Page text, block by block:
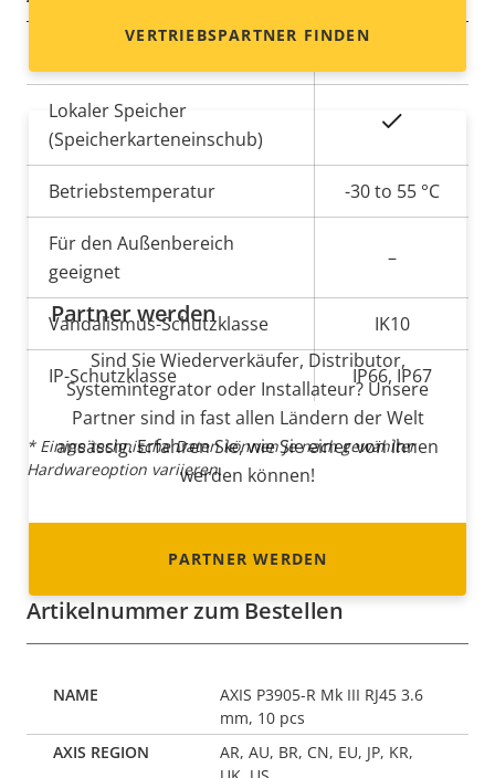
Lokaler Speicher
(Speicherkarteneinschub)
Betriebstemperatur -30 to 55 °C
Für den Außenbereich
geeignet
–
Vandalismus-Schutzklasse IK10
IP-Schutzklasse IP66, IP67
* Einige technische Daten können je nach gewählter
Hardwareoption variieren.
VERTRIEBSPARTNER FINDEN
Partner werden
Sind Sie Wiederverkäufer, Distributor,
Systemintegrator oder Installateur? Unsere
Partner sind in fast allen Ländern der Welt
ansässig. Erfahren Sie, wie Sie einer von ihnen
werden können!
PARTNER WERDEN
Artikelnummer zum Bestellen
AXIS P3905-R Mk III RJ45 3.6
mm, 10 pcs
AR, AU, BR, CN, EU, JP, KR,